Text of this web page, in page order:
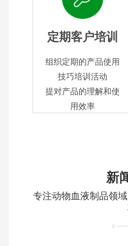
定期客户培训
组织定期的产品使用
技巧培训活动
提对产品的理解和使
用效率
新
专注动物血液制品领